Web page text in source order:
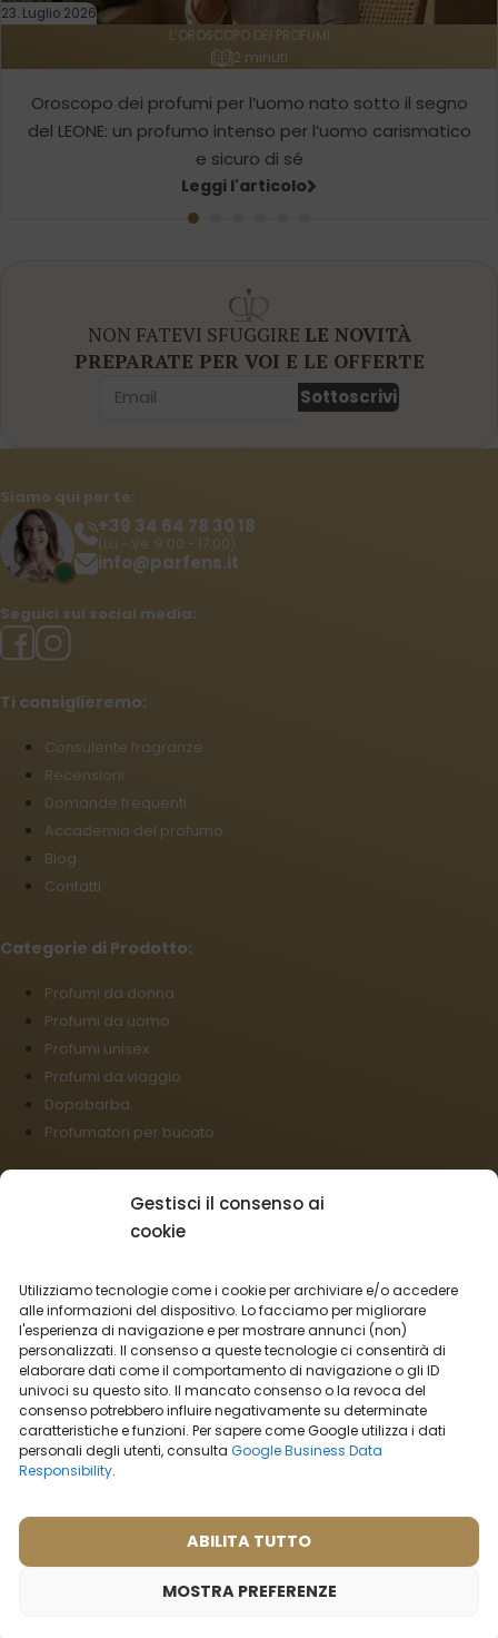
Gestisci il consenso ai
cookie
Utilizziamo tecnologie come i cookie per archiviare e/o accedere
alle informazioni del dispositivo. Lo facciamo per migliorare
l'esperienza di navigazione e per mostrare annunci (non)
personalizzati. Il consenso a queste tecnologie ci consentirà di
elaborare dati come il comportamento di navigazione o gli ID
univoci su questo sito. Il mancato consenso o la revoca del
consenso potrebbero influire negativamente su determinate
caratteristiche e funzioni. Per sapere come Google utilizza i dati
personali degli utenti, consultaGoogle Business Data
Responsibility.
ABILITA TUTTO
MOSTRA PREFERENZE
23. Luglio 2026
L’OROSCOPO DEI PROFUMI
2 minuti
Oroscopo dei profumi per l’uomo nato sotto il segno
del LEONE: un profumo intenso per l’uomo carismatico
e sicuro di sé
Leggi l'articolo
NON FATEVI SFUGGIRE LE NOVITÀ
PREPARATE PER VOI E LE OFFERTE
Sottoscrivi
Siamo qui per te:
+39 34 64 78 30 18
(Lu - Ve: 9:00 - 17:00)
info@parfens.it
Seguici sui social media:
Ti consiglieremo:
Consulente fragranze
Recensioni
Domande frequenti
Accademia del profumo
Blog
Contatti
Categorie di Prodotto:
Profumi da donna
Profumi da uomo
Profumi unisex
Profumi da viaggio
Dopobarba
Profumatori per bucato
Condizioni commerciali
Informazioni sulla spedizione
Impostazioni cookies
Vendita all’ingrosso
Recesso dal contratto
Italiano
Opzioni di trasporto: